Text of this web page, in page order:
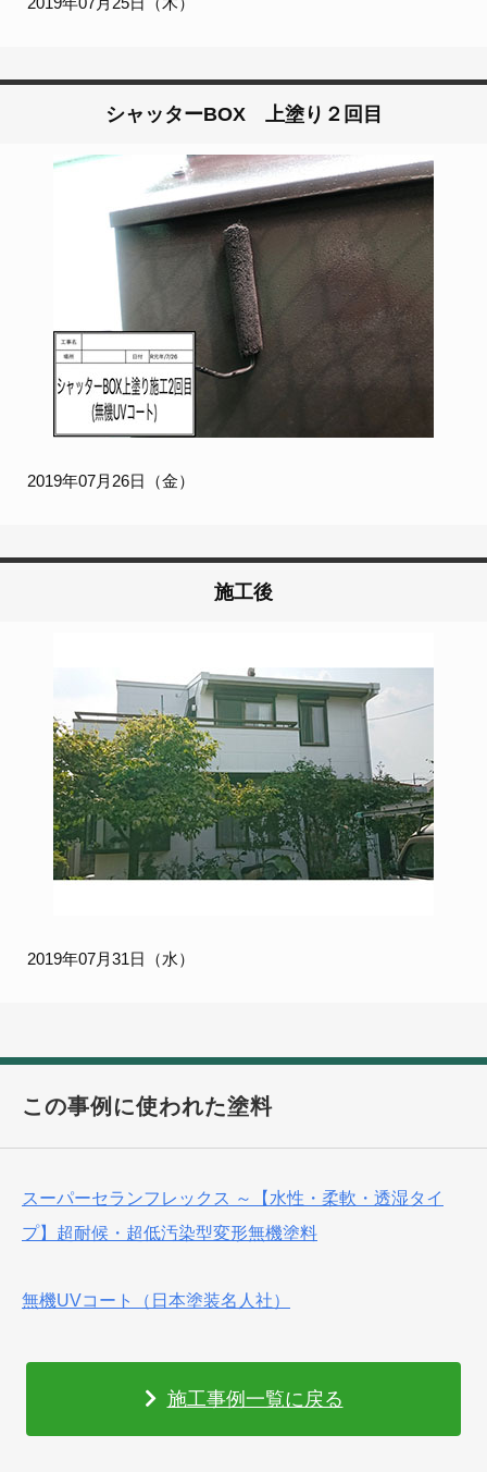
シャッターBOX 上塗り２回目
2019年07月26日（金）
施工後
2019年07月31日（水）
この事例に使われた塗料
スーパーセランフレックス ～【水性・柔軟・透湿タイ
プ】超耐候・超低汚染型変形無機塗料
無機UVコート（日本塗装名人社）
施工事例一覧に戻る